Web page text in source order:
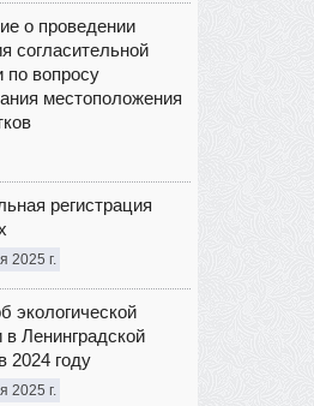
о проведении
согласительной
по вопросу
местоположения
регистрация
2025 г.
экологической
в Ленинградской
2024 году
2025 г.